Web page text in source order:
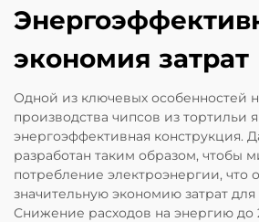
экономия затрат
Одной из ключевых особенностей
производства чипсов из тортильи
энергоэффективная конструкция.
разработан таким образом, чтобы
потребление электроэнергии, что
значительную экономию затрат
Снижение расходов на энергию до